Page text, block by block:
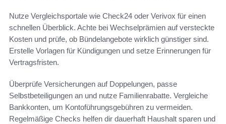
Nutze Vergleichsportale wie Check24 oder Verivox für einen
schnellen Überblick. Achte bei Wechselprämien auf versteckte
Kosten und prüfe, ob Bündelangebote wirklich günstiger sind.
Erstelle Vorlagen für Kündigungen und setze Erinnerungen für
Vertragsfristen.
Überprüfe Versicherungen auf Doppelungen, passe
Selbstbeteiligungen an und nutze Familienrabatte. Vergleiche
Bankkonten, um Kontoführungsgebühren zu vermeiden.
Regelmäßige Checks helfen dir dauerhaft Haushalt sparen und